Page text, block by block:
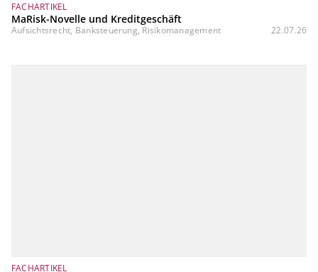
FACHARTIKEL
MaRisk-Novelle und Kreditgeschäft
Aufsichtsrecht, Banksteuerung, Risikomanagement 22.07.26
FACHARTIKEL